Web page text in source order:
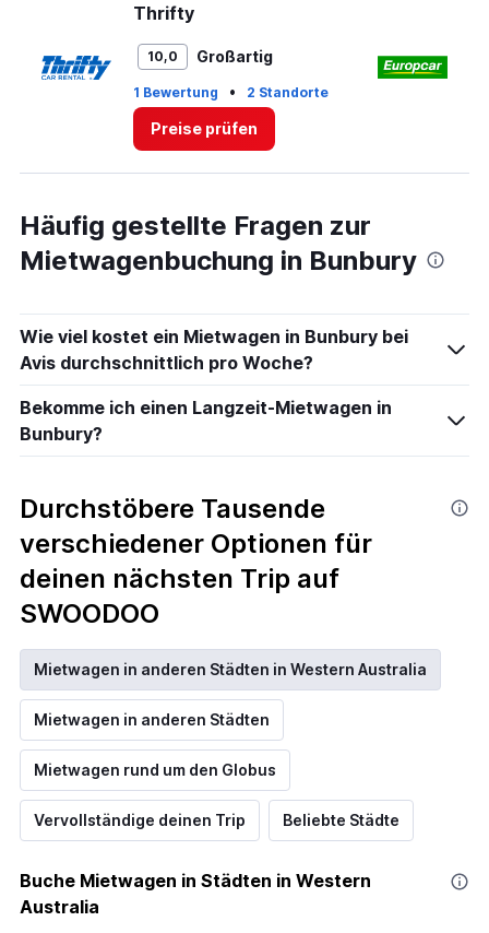
to
Thrifty
10,0 Großartig
1 Bewertung • 2 Standorte
Preise prüfen
Häufig gestellte Fragen zur
Mietwagenbuchung in Bunbury
Wie viel kostet ein Mietwagen in Bunbury bei
Avis durchschnittlich pro Woche?
Bekomme ich einen Langzeit-Mietwagen in
Bunbury?
Durchstöbere Tausende
verschiedener Optionen für
deinen nächsten Trip auf
SWOODOO
Mietwagen in anderen Städten in Western Australia
Mietwagen in anderen Städten
Mietwagen rund um den Globus
Vervollständige deinen Trip Beliebte Städte
Buche Mietwagen in Städten in Western
Australia